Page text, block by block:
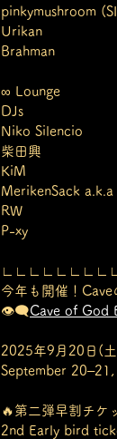
pinkymushroom
Urikan
Brahman
∞ Lounge
DJs
Niko Silencio
柴田興
KiM
MerikenSack a.k.a
RW
P-xy
今年も開催！Cave
👁️‍🗨️Cave of God
2025年9月20日(
September
🔥第二弾早割チ
2nd Early bird